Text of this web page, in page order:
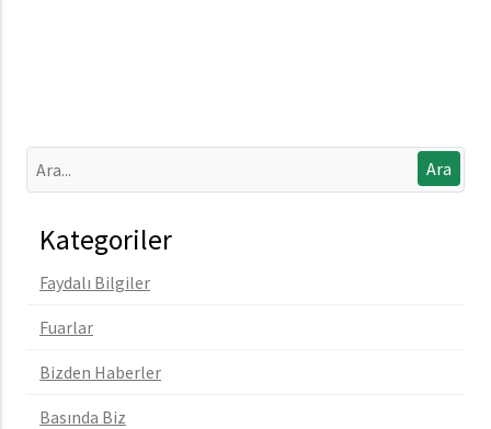
Kategoriler
Faydalı Bilgiler
Fuarlar
Bizden Haberler
Basında Biz